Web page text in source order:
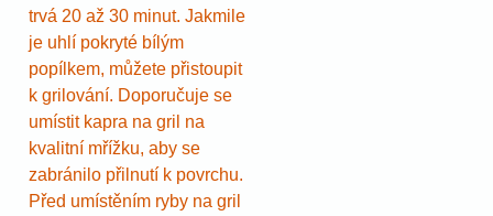
trvá 20 až 30 minut. Jakmile
je uhlí pokryté bílým
popílkem, můžete přistoupit
k grilování. Doporučuje se
umístit kapra na gril na
kvalitní mřížku, aby se
zabránilo přilnutí k povrchu.
Před umístěním ryby na gril